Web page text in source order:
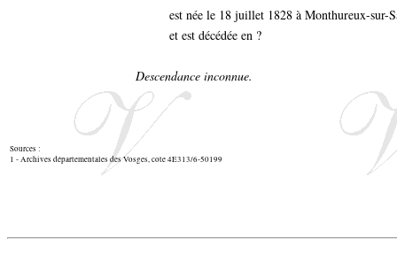
est née le 18 juillet 1828 à Monthureux-sur-
et est décédée en ?
Descendance inconnue.
Sources :
1 - Archives départementales des Vosges, cote 4E313/6-50199